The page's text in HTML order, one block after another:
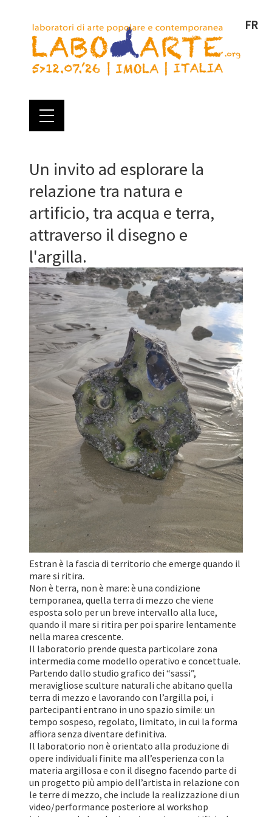
FR
Un invito ad esplorare la
relazione tra natura e
artificio, tra acqua e terra,
attraverso il disegno e
l'argilla.
Estran è la fascia di territorio che emerge quando il
mare si ritira.
Non è terra, non è mare: è una condizione
temporanea, quella terra di mezzo che viene
esposta solo per un breve intervallo alla luce,
quando il mare si ritira per poi sparire lentamente
nella marea crescente.
Il laboratorio prende questa particolare zona
intermedia come modello operativo e concettuale.
Partendo dallo studio grafico dei “sassi”,
meravigliose sculture naturali che abitano quella
terra di mezzo e lavorando con l’argilla poi, i
partecipanti entrano in uno spazio simile: un
tempo sospeso, regolato, limitato, in cui la forma
affiora senza diventare definitiva.
Il laboratorio non è orientato alla produzione di
opere individuali finite ma all’esperienza con la
materia argillosa e con il disegno facendo parte di
un progetto più ampio dell’artista in relazione con
le terre di mezzo, che include la realizzazione di un
video/performance posteriore al workshop